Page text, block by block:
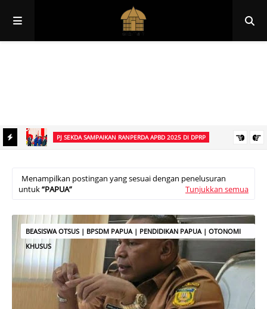
PJ SEKDA SAMPAIKAN RANPERDA APBD 2025 DI DPRP
Anggaran 2025 di DPRP Papua Pegunungan
Menampilkan postingan yang sesuai dengan penelusuran
untuk PAPUA Tunjukkan semua
BEASISWA OTSUS | BPSDM PAPUA | PENDIDIKAN PAPUA | OTONOMI
KHUSUS